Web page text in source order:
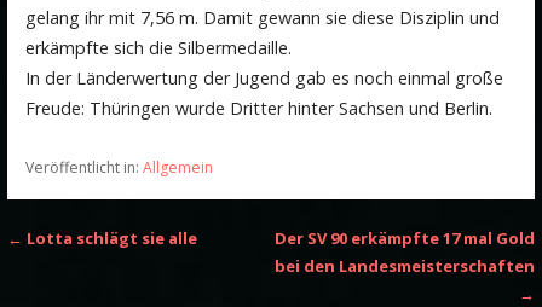
gelang ihr mit 7,56 m. Damit gewann sie diese Disziplin und
erkämpfte sich die Silbermedaille.
In der Länderwertung der Jugend gab es noch einmal große
Freude: Thüringen wurde Dritter hinter Sachsen und Berlin.
Veröffentlicht in: Allgemein
Beitragsnavigation
← Lotta schlägt sie alle
Der SV 90 erkämpfte 17 mal Gold
bei den Landesmeisterschaften
→